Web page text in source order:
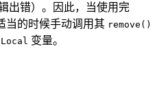
出错）。因此，当使用完
当的时候手动调用其 remove()
变量。